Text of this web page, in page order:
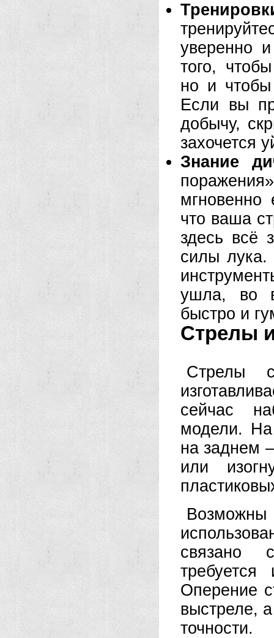
уверенно
того,
но и
Если вы
добычу,
захочется
Знание
мгновенно
что ваша
здесь всё
силы лука.
ушла, во
быстро и
Стрелы
Стрелы
сейчас
модели. На
на заднем
или
связано
Оперение
выстреле,
точности.